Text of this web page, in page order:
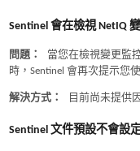
Sentinel 會在檢視 NetIQ
問題：
當您在檢視變更監
時，Sentinel 會再次提示您
解決方式： 目前尚未提供
Sentinel 文件預設不會設